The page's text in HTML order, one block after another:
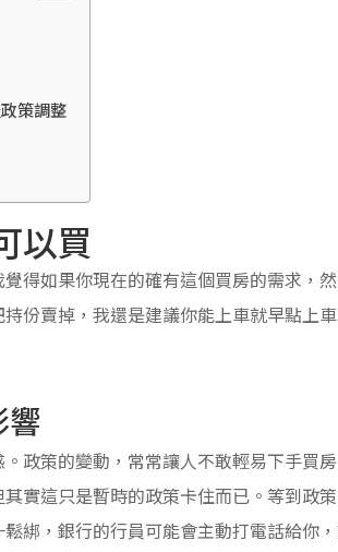
策調整
以買
得如果你現在的確有這個買房的需求，
份賣掉，我還是建議你能上車就早點上
響
政策的變動，常常讓人不敢輕易下手買
實這只是暫時的政策卡住而已。等到政
綁，銀行的行員可能會主動打電話給你